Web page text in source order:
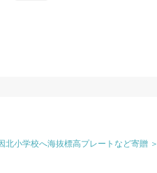
北小学校へ海抜標高プレートなど寄贈 ＞